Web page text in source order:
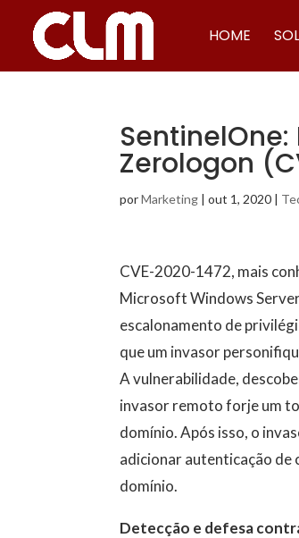
HOME
Zerologon
porMarketing |out 1, 2020 |
CVE-2020-1472, mais
Microsoft Windows
escalonamento de
que um invasor
A vulnerabilidade,
invasor remoto forje um
domínio. Após isso, o
adicionar autenticação de
domínio.
Detecção e defesa